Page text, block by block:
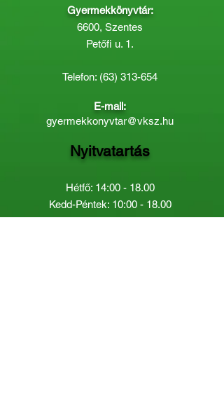
Gyermekkönyvtár:
6600, Szentes
Petőfi u. 1.
Telefon: (63) 313-654
E-mail:
gyermekkonyvtar@vksz.hu
Nyitvatartás
Hétfő: 14:00 - 18.00
Kedd-Péntek: 10:00 - 18.00
Páratlan héten szombaton a